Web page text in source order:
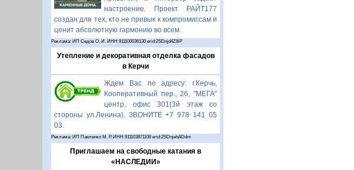
настроение. Проект РАЙТ177
создан для тех, кто не привык к компромиссам и
ценит абсолютную гармонию во всем.
Реклама: ИП Седов О. И. ИНН 911100036130 erid:2SDnjd4Z8iP
Утепление и декоративная отделка фасадов
в Керчи
Ждем Вас по адресу: г.Керчь,
Кооперативный пер., 26, "МЕГА"
центр, офис 301(3й этаж со
стороны ул.Ленина). ЗВОНИТЕ +7 978 141 05
03.
Реклама: ИП Павленко М. Р. ИНН 911103871108 erid:2SDnjehADdm
Приглашаем на свободные катания в
«НАСЛЕДИИ»